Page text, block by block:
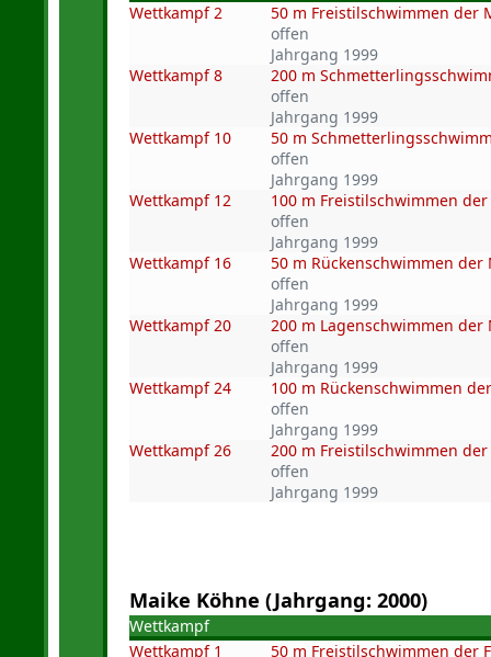
Wettkampf 2
50 m Freistilschwimmen der
offen
Jahrgang 1999
Wettkampf 8
200 m
offen
Jahrgang 1999
Wettkampf 10
50 m
offen
Jahrgang 1999
Wettkampf 12
100 m Freistilschwimmen
offen
Jahrgang 1999
Wettkampf 16
50 m Rückenschwimmen der
offen
Jahrgang 1999
Wettkampf 20
200 m Lagenschwimmen der
offen
Jahrgang 1999
Wettkampf 24
100 m Rückenschwimmen
offen
Jahrgang 1999
Wettkampf 26
200 m Freistilschwimmen
offen
Jahrgang 1999
Maike Köhne (Jahrgang: 2000)
Wettkampf
Wettkampf 1
50 m Freistilschwimmen der